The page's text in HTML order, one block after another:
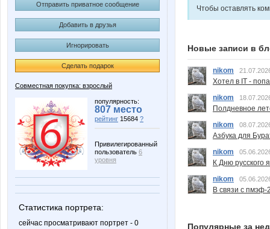
Отправить приватное сообщение
Добавить в друзья
Игнорировать
Сделать подарок
Совместная покупка: взрослый
популярность:
807 место
рейтинг 15684 ?
Привилегированный
пользователь 6
уровня
Статистика портрета:
сейчас просматривают портрет - 0
Чтобы оставлять
Новые записи в
nikom
Хотел в IT -
nikom
Полдневное
nikom
Азбука для
nikom
К Дню русского
nikom
В связи с пмэф-
Популярные за